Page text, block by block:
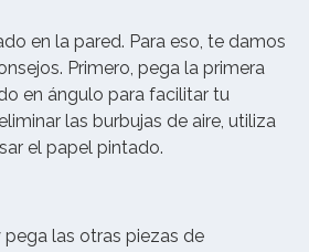
en la pared. Para eso, te damos
Primero, pega la primera
en ángulo para facilitar tu
las burbujas de aire, utiliza
el papel pintado.
las otras piezas de